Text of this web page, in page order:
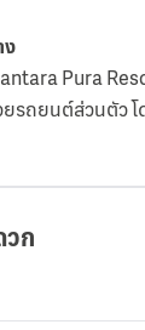
ง
Pura
รถยนต์ส่วนตัว
ก